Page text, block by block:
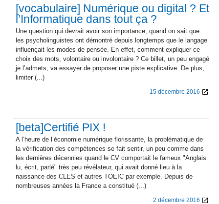
[vocabulaire] Numérique ou digital ? Et
l’Informatique dans tout ça ?
Une question qui devrait avoir son importance, quand on sait que
les psycholinguistes ont démontré depuis longtemps que le langage
influençait les modes de pensée. En effet, comment expliquer ce
choix des mots, volontaire ou involontaire ? Ce billet, un peu engagé
je l’admets, va essayer de proposer une piste explicative. De plus,
limiter (...)
15 décembre 2016
[beta]Certifié PIX !
A l’heure de l’économie numérique florissante, la problématique de
la vérification des compétences se fait sentir, un peu comme dans
les dernières décennies quand le CV comportait le fameux "Anglais
lu, écrit, parlé" très peu révélateur, qui avait donné lieu à la
naissance des CLES et autres TOEIC par exemple. Depuis de
nombreuses années la France a constitué (...)
2 décembre 2016